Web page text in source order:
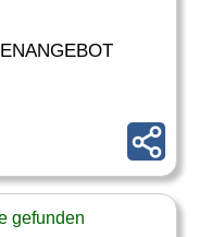
gefunden